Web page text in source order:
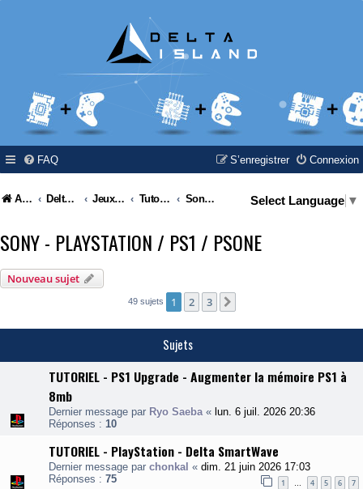
FAQ Connexion
S’enregistrer
Accueil Delta Island Jeux Video Tutoriel / Modding / Hack & Info Sony - Playstation / PS1 / PSone Select Language ▼
SONY - PLAYSTATION / PS1 / PSONE
Nouveau sujet
49 sujets 1 2 3
Sujets
TUTORIEL - PS1 Upgrade - Augmenter la mémoire PS1 à
8mb
Dernier message par Ryo Saeba« lun. 6 juil. 2026 20:36
Réponses : 10
TUTORIEL - PlayStation - Delta SmartWave
Dernier message par chonkal « dim. 21 juin 2026 17:03
Réponses : 75 1 … 4 5 6 7